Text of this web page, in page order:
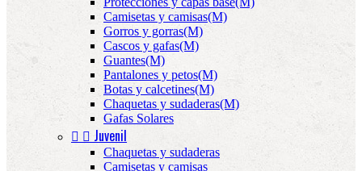
Camisetas y camisas(M)
Gorros y gorras(M)
Cascos y gafas(M)
Guantes(M)
Pantalones y petos(M)
Botas y calcetines(M)
Chaquetas y sudaderas(M)
Gafas Solares
  Juvenil
Chaquetas y sudaderas
Camisetas y camisas